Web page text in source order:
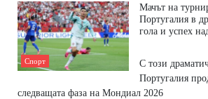
Спорт
Мачът на
Португалия в
гола и успех
С този
Португалия
следващата фаза на Мондиал 2026